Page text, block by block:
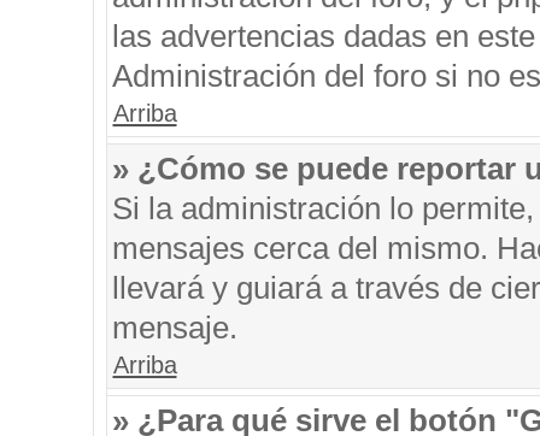
las advertencias dadas en
Administración del foro si no
Arriba
» ¿Cómo se puede reportar
Si la administración lo
mensajes cerca del mismo.
llevará y guiará a través de
mensaje.
Arriba
» ¿Para qué sirve el botón